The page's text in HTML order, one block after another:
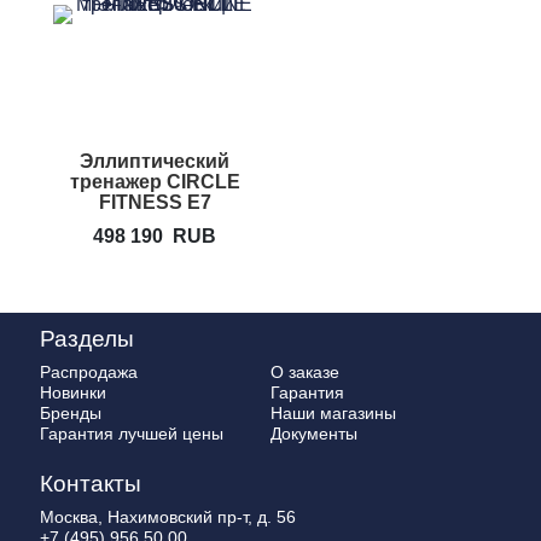
Эллиптический
тренажер CIRCLE
FITNESS E7
498 190
RUB
Разделы
Распродажа
Новинки
Бренды
Гарантия лучшей цены
О заказе
Гарантия
Наши магазины
Документы
Контакты
Москва, Нахимовский пр-т, д. 56